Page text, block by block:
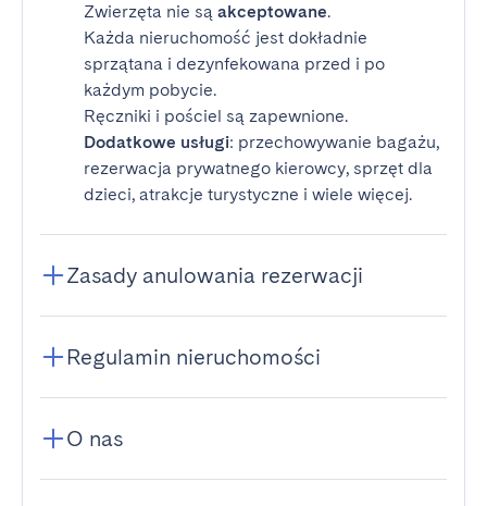
Zwierzęta nie są akceptowane.
Każda nieruchomość jest dokładnie
sprzątana i dezynfekowana przed i po
każdym pobycie.
Ręczniki i pościel są zapewnione.
Dodatkowe usługi: przechowywanie bagażu,
rezerwacja prywatnego kierowcy, sprzęt dla
dzieci, atrakcje turystyczne i wiele więcej.
Zasady anulowania rezerwacji
Regulamin nieruchomości
O nas